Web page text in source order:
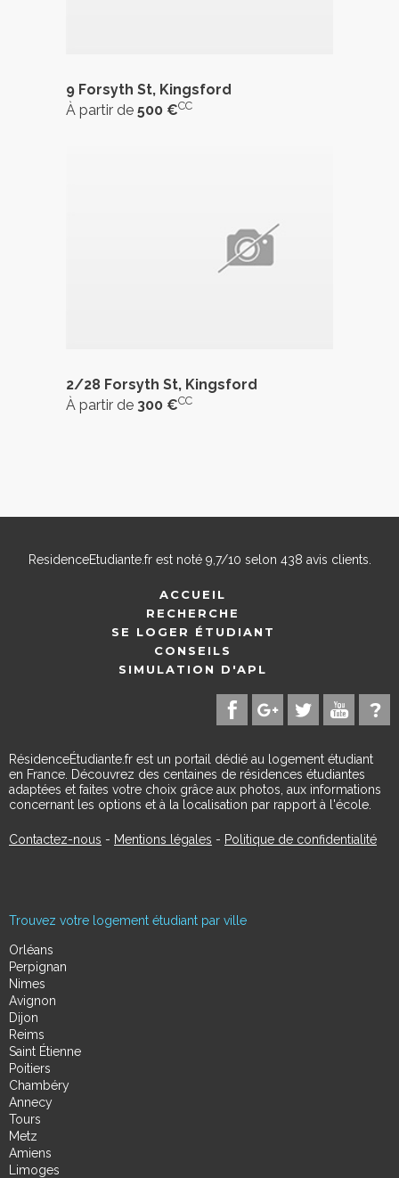
9 Forsyth St, Kingsford
À partir de 500 €CC
2/28 Forsyth St, Kingsford
À partir de 300 €CC
ResidenceEtudiante.frest noté 9,7/10 selon 438 avis clients.
ACCUEIL
RECHERCHE
SE LOGER ÉTUDIANT
CONSEILS
SIMULATION D'APL
RésidenceÉtudiante.fr est un portail dédié au logement étudiant
en France. Découvrez des centaines de résidences étudiantes
adaptées et faites votre choix grâce aux photos, aux informations
concernant les options et à la localisation par rapport à l'école.
Contactez-nous - Mentions légales - Politique de confidentialité
Trouvez votre logement étudiant par ville
Orléans
Perpignan
Nimes
Avignon
Dijon
Reims
Saint Étienne
Poitiers
Chambéry
Annecy
Tours
Metz
Amiens
Limoges